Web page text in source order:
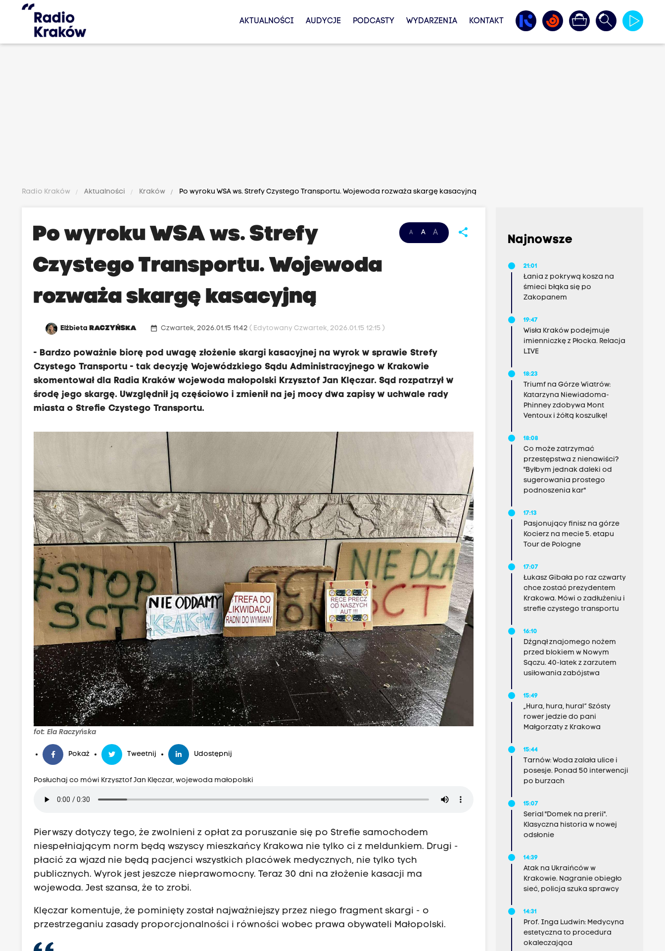
AKTUALNOŚCI AUDYCJE PODCASTY WYDARZENIA KONTAKT
Radio Kraków Aktualności Kraków Po wyroku WSA ws. Strefy Czystego Transportu. Wojewoda rozważa skargę kasacyjną
A A A share
Po wyroku WSA ws. Strefy
Czystego Transportu. Wojewoda
rozważa skargę kasacyjną
ElżbietaRACZYŃSKA date_range Czwartek, 2026.01.15 11:42( Edytowany Czwartek, 2026.01.15 12:15 )
- Bardzo poważnie biorę pod uwagę złożenie skargi kasacyjnej na wyrok w sprawie Strefy
Czystego Transportu - tak decyzję Wojewódzkiego Sądu Administracyjnego w Krakowie
skomentował dla Radia Kraków wojewoda małopolski Krzysztof Jan Klęczar. Sąd rozpatrzył w
środę jego skargę. Uwzględnił ją częściowo i zmienił na jej mocy dwa zapisy w uchwale rady
miasta o Strefie Czystego Transportu.
fot: Ela Raczyńska
Pokaż Tweetnij Udostępnij
Posłuchaj co mówi Krzysztof Jan Klęczar, wojewoda małopolski
Pierwszy dotyczy tego, że zwolnieni z opłat za poruszanie się po Strefie samochodem
niespełniającym norm będą wszyscy mieszkańcy Krakowa nie tylko ci z meldunkiem. Drugi -
płacić za wjazd nie będą pacjenci wszystkich placówek medycznych, nie tylko tych
publicznych. Wyrok jest jeszcze nieprawomocny. Teraz 30 dni na złożenie kasacji ma
wojewoda. Jest szansa, że to zrobi.
Klęczar komentuje, że pominięty został najważniejszy przez niego fragment skargi - o
przestrzeganiu zasady proporcjonalności i równości wobec prawa obywateli Małopolski.
Najnowsze
21:01
Łania z pokrywą kosza na
śmieci błąka się po
Zakopanem
19:47
Wisła Kraków podejmuje
imienniczkę z Płocka. Relacja
LIVE
18:23
Triumf na Górze Wiatrów:
Katarzyna Niewiadoma-
Phinney zdobywa Mont
Ventoux i żółtą koszulkę!
18:08
Co może zatrzymać
przestępstwa z nienawiści?
"Byłbym jednak daleki od
sugerowania prostego
podnoszenia kar"
17:13
Pasjonujący finisz na górze
Kocierz na mecie 5. etapu
Tour de Pologne
17:07
Łukasz Gibała po raz czwarty
chce zostać prezydentem
Krakowa. Mówi o zadłużeniu i
strefie czystego transportu
16:10
Dźgnął znajomego nożem
przed blokiem w Nowym
Sączu. 40-latek z zarzutem
usiłowania zabójstwa
15:49
„Hura, hura, hura!” Szósty
rower jedzie do pani
Małgorzaty z Krakowa
15:44
Tarnów: Woda zalała ulice i
posesje. Ponad 50 interwencji
po burzach
15:07
Serial "Domek na prerii".
Klasyczna historia w nowej
odsłonie
14:39
Atak na Ukraińców w
Krakowie. Nagranie obiegło
sieć, policja szuka sprawcy
14:31
Prof. Inga Ludwin: Medycyna
estetyczna to procedura
okaleczająca